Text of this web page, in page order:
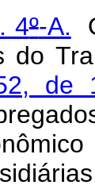
4º-A.
do
de